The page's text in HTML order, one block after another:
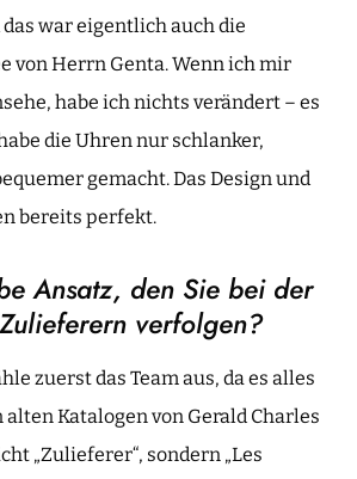
war eigentlich auch die
von Herrn Genta. Wenn ich mir
habe ich nichts verändert – es
die Uhren nur schlanker,
gemacht. Das Design und
bereits perfekt.
Ansatz, den Sie bei der
verfolgen?
zuerst das Team aus, da es alles
Katalogen von Gerald Charles
„Zulieferer“, sondern „Les